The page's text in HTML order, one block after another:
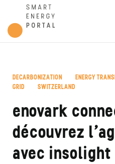
DECARBONIZATION ENERGY
GRID
SWITZERLAND
enovark
découvrez
avec